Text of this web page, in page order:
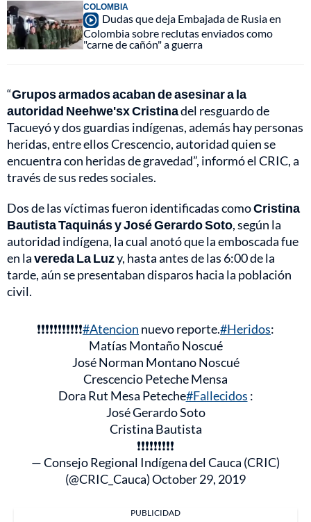
COLOMBIA
Dudas que deja Embajada de Rusia en
Colombia sobre reclutas enviados como
"carne de cañón" a guerra
“Grupos armados acaban de asesinar a la
autoridad Neehwe'sx Cristinadel resguardo de
Tacueyó y dos guardias indígenas, además hay personas
heridas, entre ellos Crescencio, autoridad quien se
encuentra con heridas de gravedad”, informó el CRIC, a
través de sus redes sociales.
Dos de las víctimas fueron identificadas comoCristina
Bautista Taquinás y José Gerardo Soto, según la
autoridad indígena, la cual anotó que la emboscada fue
en lavereda La Luzy, hasta antes de las 6:00 de la
tarde, aún se presentaban disparos hacia la población
civil.
❗❗❗❗❗❗❗❗❗❗❗#Atencion nuevo reporte.#Heridos:
Matías Montaño Noscué
José Norman Montano Noscué
Crescencio Peteche Mensa
Dora Rut Mesa Peteche#Fallecidos :
José Gerardo Soto
Cristina Bautista
❗❗❗❗❗❗❗❗❗
— Consejo Regional Indígena del Cauca (CRIC)
(@CRIC_Cauca)October 29, 2019
PUBLICIDAD